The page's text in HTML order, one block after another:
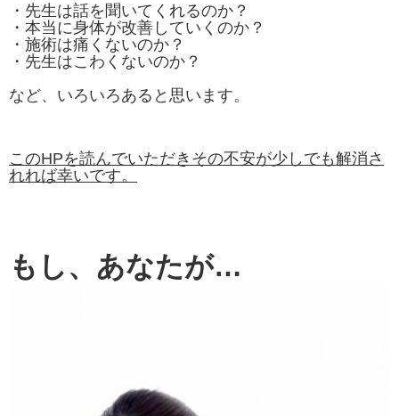
・先生は話を聞いてくれるのか？
・本当に身体が改善していくのか？
・施術は痛くないのか？
・先生はこわくないのか？
など、 いろいろあると思います。
このHPを読んでいただきその不安が少しでも解消さ
れれば幸いです。
もし、あなたが…